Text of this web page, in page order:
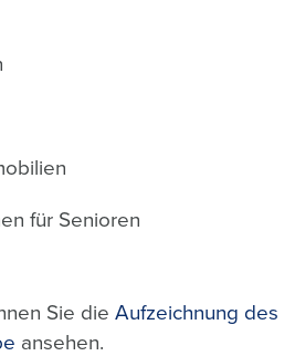
für Senioren
Sie die Aufzeichnung des
ansehen.